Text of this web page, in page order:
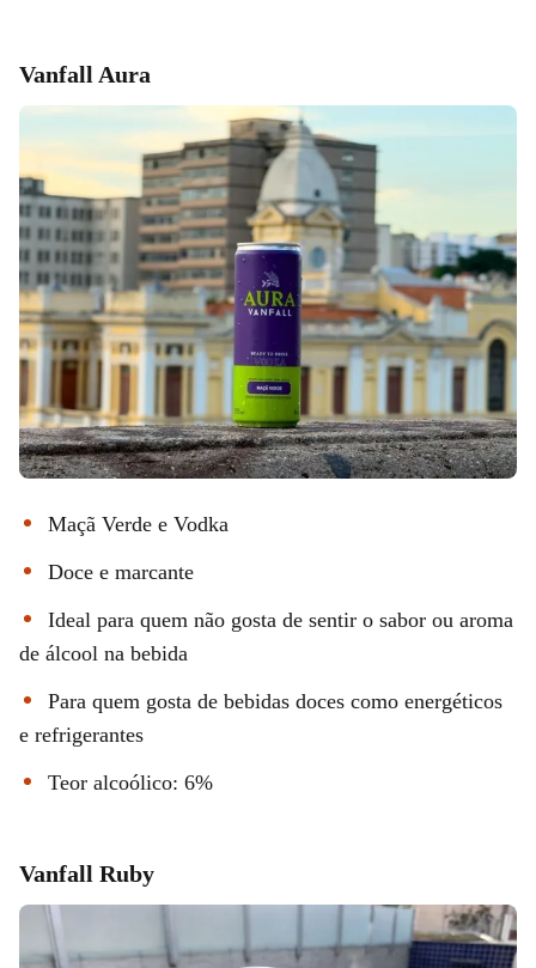
Vanfall Aura
Maçã Verde e Vodka
Doce e marcante
Ideal para quem não gosta de sentir o sabor ou aroma
de álcool na bebida
Para quem gosta de bebidas doces como energéticos
e refrigerantes
Teor alcoólico: 6%
Vanfall Ruby